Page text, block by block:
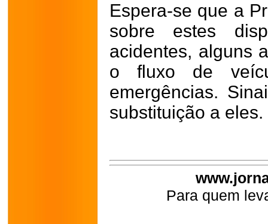
Espera-se que a
sobre estes
acidentes, alguns
o fluxo de
emergências.
substituição a eles.
Para quem